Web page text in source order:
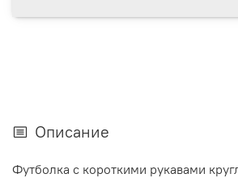
Описание
Футболка с короткими рукавами